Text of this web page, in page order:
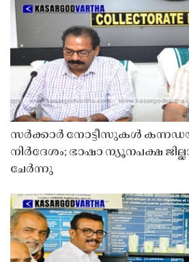
സർക്കാർ നോട്ടീസുകൾ
നിർദേശം; ഭാഷാ ന്യൂനപക്ഷ
ചേർന്നു